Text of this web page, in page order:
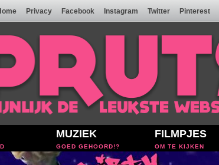
Privacy Facebook Instagram Twitter Pinterest
MUZIEK
GOED GEHOORD!?
FILMPJES
OM TE KIJKEN